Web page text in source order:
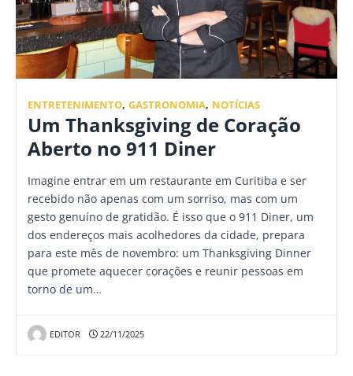
ENTRETENIMENTO, GASTRONOMIA, NOTÍCIAS
Um Thanksgiving de Coração
Aberto no 911 Diner
Imagine entrar em um restaurante em Curitiba e ser
recebido não apenas com um sorriso, mas com um
gesto genuíno de gratidão. É isso que o 911 Diner, um
dos endereços mais acolhedores da cidade, prepara
para este mês de novembro: um Thanksgiving Dinner
que promete aquecer corações e reunir pessoas em
torno de um…
EDITOR 22/11/2025